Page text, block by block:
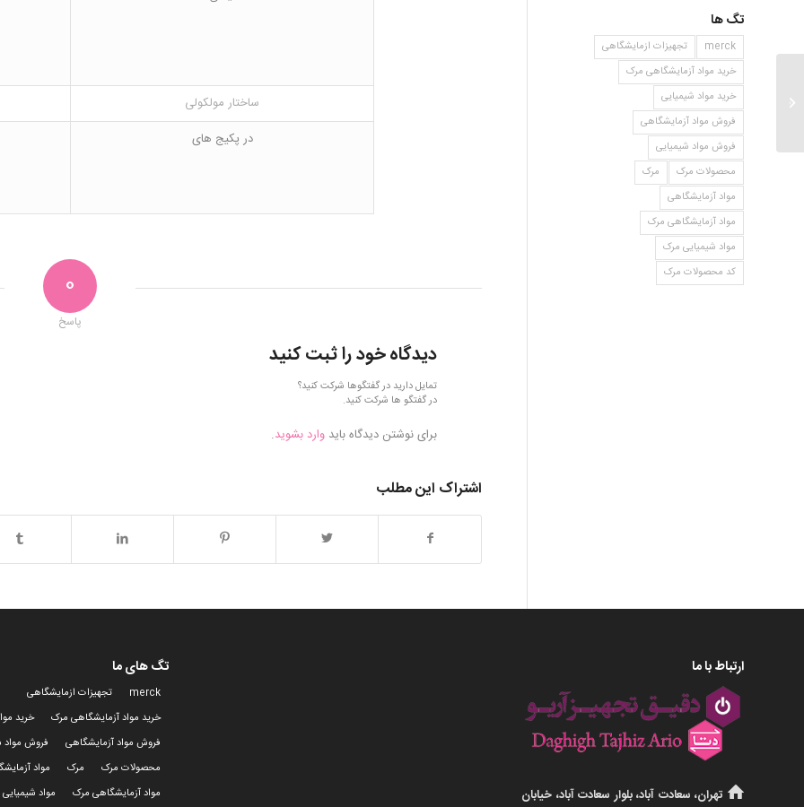
ساختار مولکولی
در پکیج های
0
پاسخ
دیدگاه خود را ثبت کنید
تمایل دارید در گفتگوها شرکت کنید؟
در گفتگو ها شرکت کنید.
برای نوشتن دیدگاه باید وارد بشوید.
اشتراک این مطلب
تگ ها
merck
تجهیزات ازمایشگاهی
خرید مواد آزمایشگاهی مرک
خرید مواد شیمیایی
فروش مواد آزمایشگاهی
فروش مواد شیمیایی
محصولات مرک
مرک
مواد آزمایشگاهی
مواد آزمایشگاهی مرک
مواد شیمیایی مرک
کد محصولات مرک
ارتباط با ما
تهران، سعادت آباد، بلوار سعادت آباد، خیابان
تگ های ما
merck
تجهیزات ازمایشگاهی
خرید مواد آزمایشگاهی مرک
خرید
فروش مواد آزمایشگاهی
فروش مواد
محصولات مرک
مرک
مواد
مواد آزمایشگاهی مرک
مواد
دو دسیل تری متیل آمونیوم کلراید